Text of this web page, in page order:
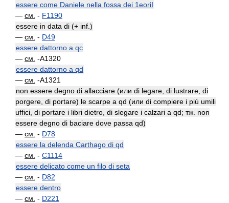
essere come Daniele nella fossa dei 1eoriI
— см. - F1190
essere in data di (+ inf.)
— см. - D49
essere dattorno a qc
— см. -A1320
essere dattorno a qd
— см. -A1321
non essere degno di allacciare (или di legare, di lustrare, di
porgere, di portare) le scarpe a qd (или di compiere i più umili
uffici, di portare i libri dietro, di slegare i calzari a qd; тж. non
essere degno di baciare dove passa qd)
— см. - D78
essere la delenda Carthago di qd
— см. - C1114
essere delicato come un filo di seta
— см. - D82
essere dentro
— см. - D221